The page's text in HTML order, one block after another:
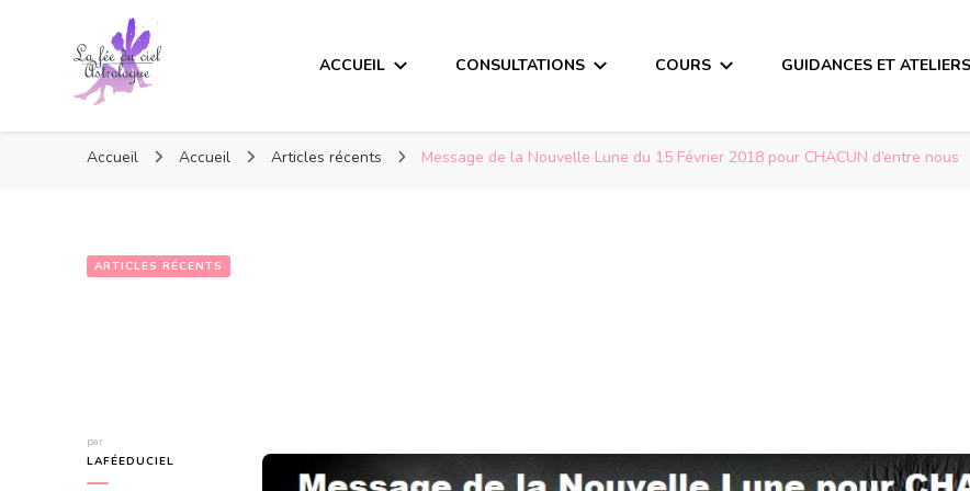
ACCUEIL CONSULTATIONS COURS GUIDANCES ET
Accueil Accueil Articles récents Message de la Nouvelle Lune du 15 Février 2018 pour CHACUN d’entre nous
ARTICLES RÉCENTS
par
LAFÉEDUCIEL